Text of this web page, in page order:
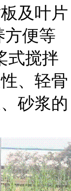
及叶片
方便等
式搅拌
、轻骨
砂浆的